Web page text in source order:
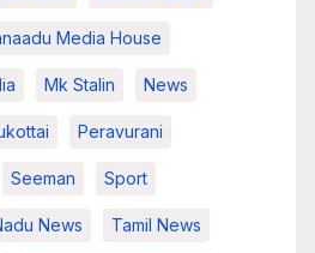
Media House
Mk Stalin News
Peravurani
Seeman Sport
News Tamil News